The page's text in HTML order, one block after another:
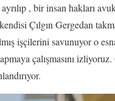
, bir insan hakları
Çılgın Gergedan
işçilerini savunuyor o
çalışmasını